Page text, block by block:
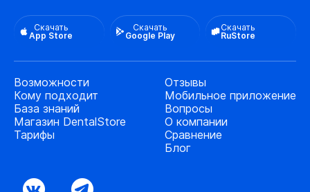
Скачать
App Store
Скачать
Google Play
Скачать
RuStore
Возможности
Кому подходит
База знаний
Магазин DentalStore
Тарифы
Отзывы
Мобильное приложение
Вопросы
О компании
Сравнение
Блог